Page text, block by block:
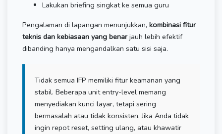
Lakukan briefing singkat ke semua guru
Pengalaman di lapangan menunjukkan, kombinasi fitur
teknis dan kebiasaan yang benarjauh lebih efektif
dibanding hanya mengandalkan satu sisi saja.
Tidak semua IFP memiliki fitur keamanan yang
stabil. Beberapa unit entry-level memang
menyediakan kunci layar, tetapi sering
bermasalah atau tidak konsisten. Jika Anda tidak
ingin repot reset, setting ulang, atau khawatir